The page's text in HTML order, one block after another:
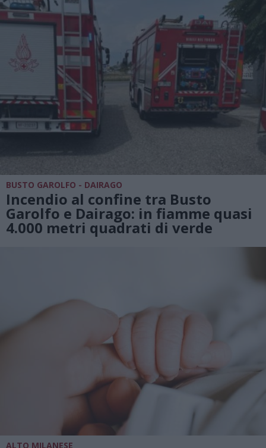
BUSTO GAROLFO - DAIRAGO
Incendio al confine tra Busto
Garolfo e Dairago: in fiamme quasi
4.000 metri quadrati di verde
ALTO MILANESE